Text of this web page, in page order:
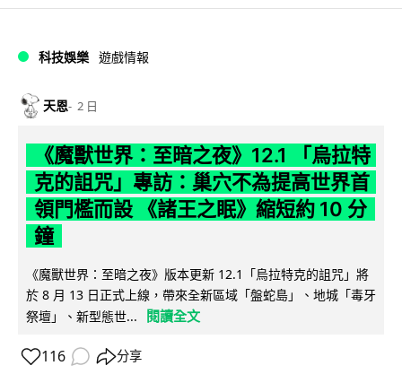
科技娛樂 遊戲情報
天恩 2 日
《魔獸世界：至暗之夜》12.1 「烏拉特
克的詛咒」專訪：巢穴不為提高世界首
領門檻而設 《諸王之眠》縮短約 10 分
鐘
《魔獸世界：至暗之夜》版本更新 12.1「烏拉特克的詛咒」將
於 8 月 13 日正式上線，帶來全新區域「盤蛇島」、地城「毒牙
祭壇」、新型態世...
閱讀全文
116 分享